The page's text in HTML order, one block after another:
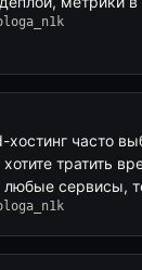
хостинг часто
тратить
любые сервисы,